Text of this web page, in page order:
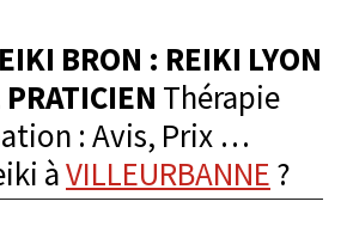
BRON : REIKI LYON
Thérapie
: Avis, Prix …
àVILLEURBANNE ?